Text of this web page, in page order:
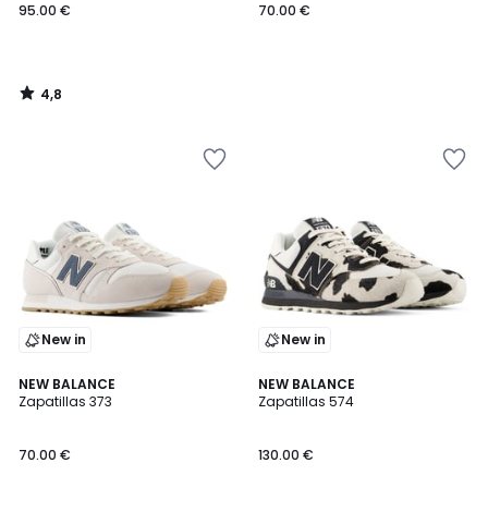
95.00 €
4,8
/
70.00 €
New in
NEW BALANCE
Zapatillas 373
70.00 €
New in
NEW BALANCE
Zapatillas 574
130.00 €